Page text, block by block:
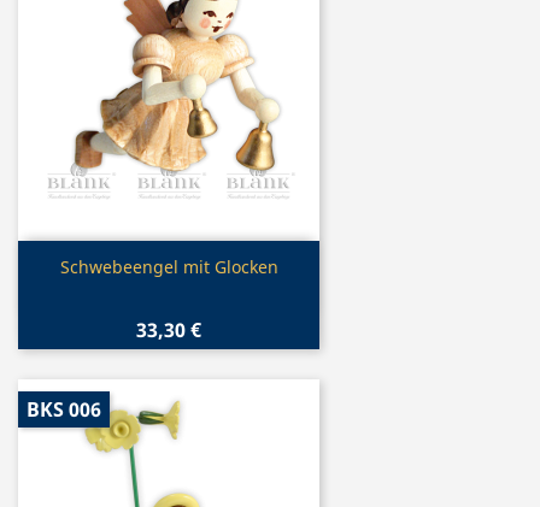
Vorschau
Schwebeengel mit Glocken
33,30 €
BKS 006